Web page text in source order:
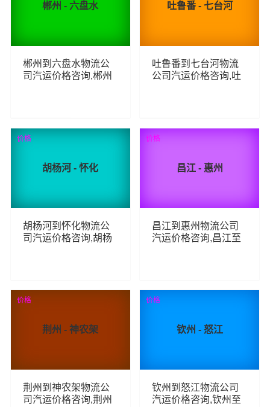
郴州 - 六盘水
郴州到六盘水物流公
司汽运价格咨询,郴州
62
查看详细
吐鲁番 - 七台河
吐鲁番到七台河物流
公司汽运价格咨询,吐
62 查看详细
胡杨河 - 怀化
胡杨河到怀化物流公
司汽运价格咨询,胡杨
85
查看详细
价格
昌江 - 惠州
昌江到惠州物流公司
汽运价格咨询,昌江至
72
查看详细
价格
荆州 - 神农架
荆州到神农架物流公
司汽运价格咨询,荆州
价格
钦州 - 怒江
钦州到怒江物流公司
汽运价格咨询,钦州至
价格